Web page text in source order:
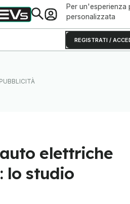
Per un'esperienza
personalizzata
REGISTRATI /
elettriche
lo studio